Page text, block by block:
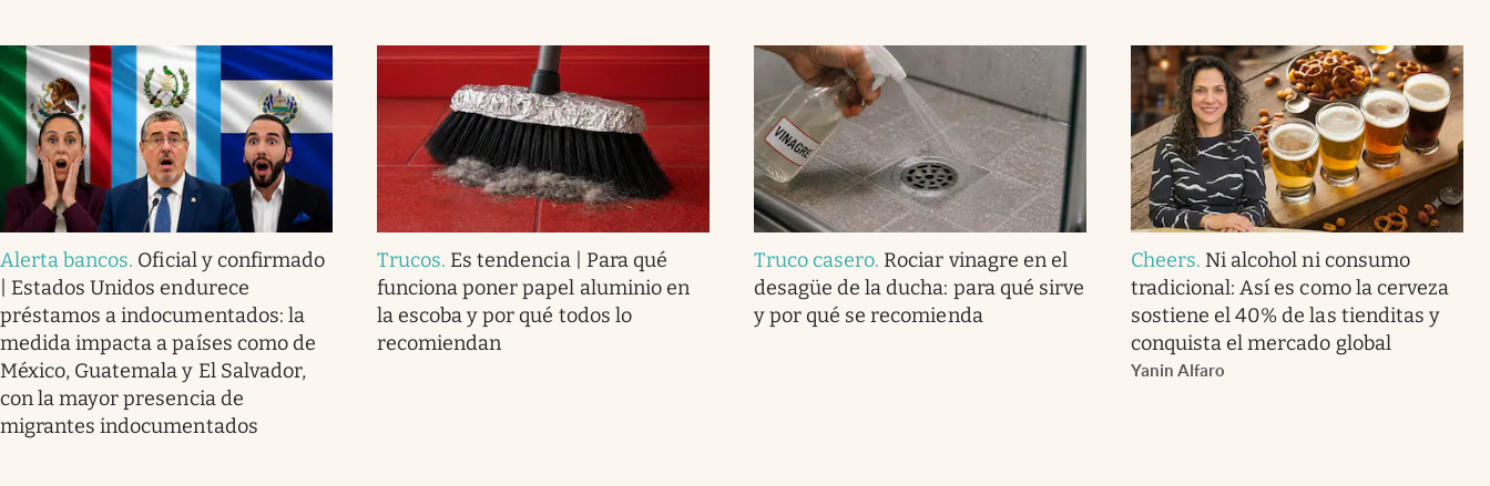
Alerta bancos. Oficial y confirmado
| Estados Unidos endurece
préstamos a indocumentados: la
medida impacta a países como de
México, Guatemala y El Salvador,
con la mayor presencia de
migrantes indocumentados
Trucos. Es tendencia | Para qué
funciona poner papel aluminio en
la escoba y por qué todos lo
recomiendan
Truco casero. Rociar vinagre en el
desagüe de la ducha: para qué sirve
y por qué se recomienda
Cheers. Ni alcohol ni consumo
tradicional: Así es como la cerveza
sostiene el 40% de las tienditas y
conquista el mercado global
Yanin Alfaro